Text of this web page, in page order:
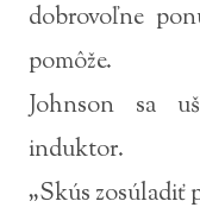
dobrovoľne
pomôže.
Johnson sa
induktor.
„Skús zosúladiť